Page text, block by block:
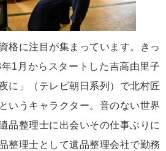
格に注目が集まっています。きっ
1月からスタートした吉高由里子
に」（テレビ朝日系列）で北村匠
いうキャラクター。音のない世界
品整理士に出会いその仕事ぶりに
整理士として遺品整理会社で勤務